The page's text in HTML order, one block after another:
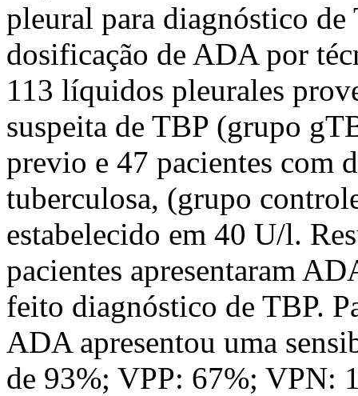
pleural para diagnóstico
dosificação de ADA por
113 líquidos pleurales
suspeita de TBP (grupo
previo e 47 pacientes com
tuberculosa, (grupo
estabelecido em 40 U/l.
pacientes apresentaram
feito diagnóstico de TBP.
ADA apresentou uma
de 93%; VPP: 67%; VPN: